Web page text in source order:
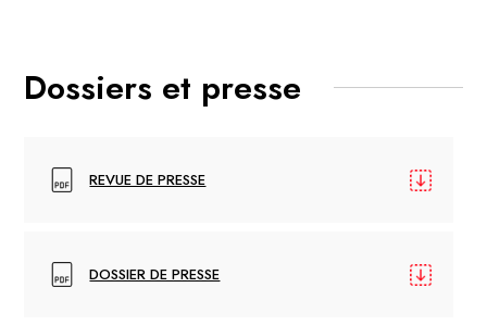
Dossiers et presse
REVUE DE PRESSE
DOSSIER DE PRESSE